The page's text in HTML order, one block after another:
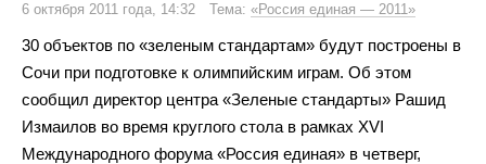
6 октября 2011 года, 14:32 Тема: «Россия единая — 2011»
30 объектов по «зеленым стандартам» будут построены в
Сочи при подготовке к олимпийским играм. Об этом
сообщил директор центра «Зеленые стандарты» Рашид
Измаилов во время круглого стола в рамках XVІ
Международного форума «Россия единая» в четверг,